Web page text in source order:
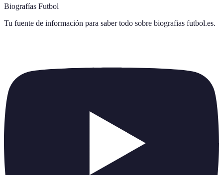
Biografías Futbol
Tu fuente de información para saber todo sobre biografias futbol.es.